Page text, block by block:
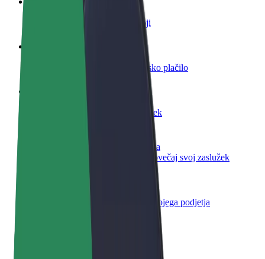
Postani voznik
Zasluži denar pod svojimi pogoji
Dostavljaj hrano in prejmi tedensko plačilo
Dosezi več strank in zvišaj zaslužek
Prijavi se kot lastnik voznega parka
Dodaj svoj vozni park v Bolt in povečaj svoj zaslužek
Boltovi izdelki in storitve za rast tvojega podjetja